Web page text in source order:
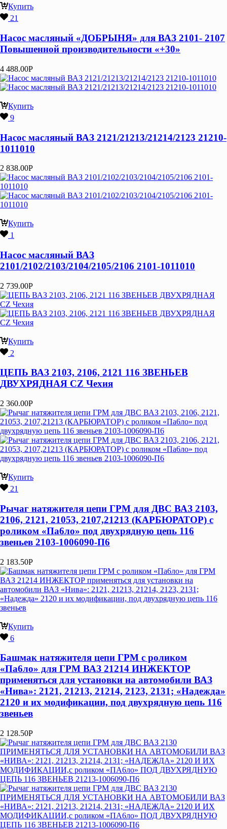
Купить
21
Насос масляный «ДОБРЫНЯ» для ВАЗ 2101- 2107
Повышенной производительности «+30»
4 488.00Р
Купить
9
Насос масляный ВАЗ 2121/21213/21214/2123 21210-
1011010
2 838.00Р
Купить
1
Насос масляный ВАЗ
2101/2102/2103/2104/2105/2106 2101-1011010
2 739.00Р
Купить
2
ЦЕПЬ ВАЗ 2103, 2106, 2121 116 ЗВЕНЬЕВ
ДВУХРЯДНАЯ CZ Чехия
2 360.00Р
Купить
21
Рычаг натяжителя цепи ГРМ для ДВС ВАЗ 2103,
2106, 2121, 21053, 2107,21213 (КАРБЮРАТОР) с
роликом «Па6ло» под двухрядную цепь 116
звеньев 2103-1006090-П6
2 183.50Р
Купить
6
Башмак натяжителя цепи ГРМ с роликом
«Па6ло» для ГРМ ВАЗ 21214 ИНЖЕКТОР
применяться для установки на автомобили ВАЗ
«Нива»: 2121, 21213, 21214, 2123, 2131; «Надежда»
2120 и их модификации, под двухрядную цепь 116
звеньев
2 128.50Р